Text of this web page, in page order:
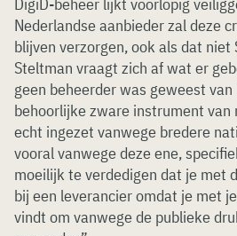
Nederlandse aanbieder zal deze
blijven verzorgen, ook als dat niet
Steltman vraagt zich af wat er
geen beheerder was geweest van
behoorlijke zware instrument
echt ingezet vanwege bredere
vooral vanwege deze ene,
moeilijk te verdedigen dat je met
bij een leverancier omdat je met
vindt om vanwege de publieke